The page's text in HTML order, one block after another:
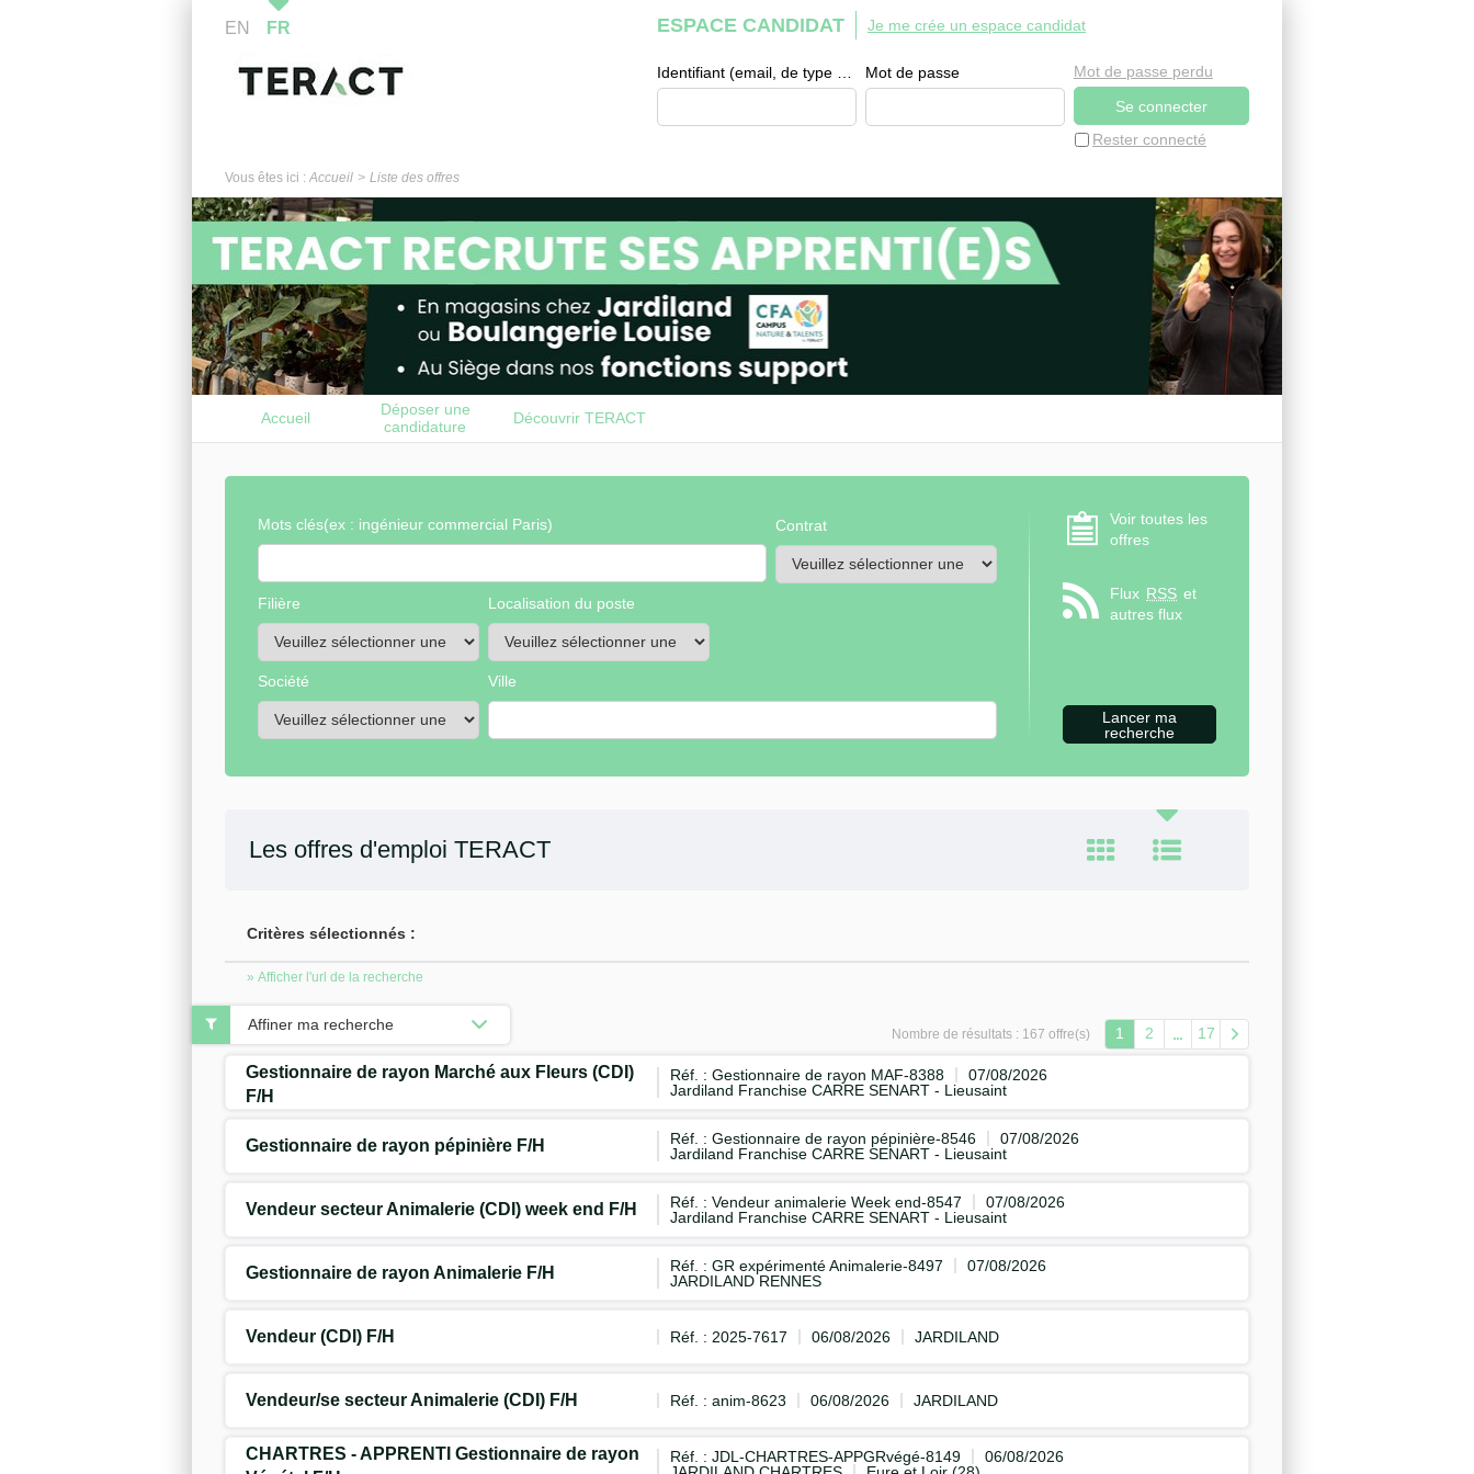
EN FR ESPACE CANDIDAT
Mot de passe
Rester connecté
Mot de passe perdu
Je me crée un espace candidat
Vous êtes ici : Accueil Liste des offres
Accueil
Déposer une
candidature
spontanée
Découvrir TERACT
Mots clés(ex : ingénieur commercial Paris) Contrat
Filière Localisation du poste
Société Ville
Voir toutes les
offres
Flux RSS et
autres flux
Les offres d'emploi TERACT
Critères sélectionnés :
» Afficher l'url de la recherche
Nombre de résultats : 167 offre(s) 1 2 17
Gestionnaire de rayon Marché aux Fleurs (CDI)
F/H
Réf. : Gestionnaire de rayon MAF-8388
07/08/2026
Jardiland Franchise CARRE SENART - Lieusaint
Gestionnaire de rayon pépinière F/H Réf. : Gestionnaire de rayon pépinière-8546
07/08/2026
Jardiland Franchise CARRE SENART - Lieusaint
Vendeur secteur Animalerie (CDI) week end F/H Réf. : Vendeur animalerie Week end-8547
07/08/2026
Jardiland Franchise CARRE SENART - Lieusaint
Gestionnaire de rayon Animalerie F/H Réf. : GR expérimenté Animalerie-8497
07/08/2026
JARDILAND RENNES
Vendeur (CDI) F/H Réf. : 2025-7617 06/08/2026 JARDILAND
Vendeur/se secteur Animalerie (CDI) F/H Réf. : anim-8623 06/08/2026 JARDILAND
CHARTRES - APPRENTI Gestionnaire de rayon
Réf. : JDL-CHARTRES-APPGRvégé-8149
06/08/2026
Affiner ma recherche